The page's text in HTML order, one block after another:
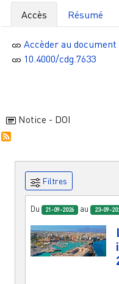
Accès Résumé
Accèder au document
10.4000/cdg.7633
Notice - DOI
Filtres
Du 21-09-2026 au 23-09-